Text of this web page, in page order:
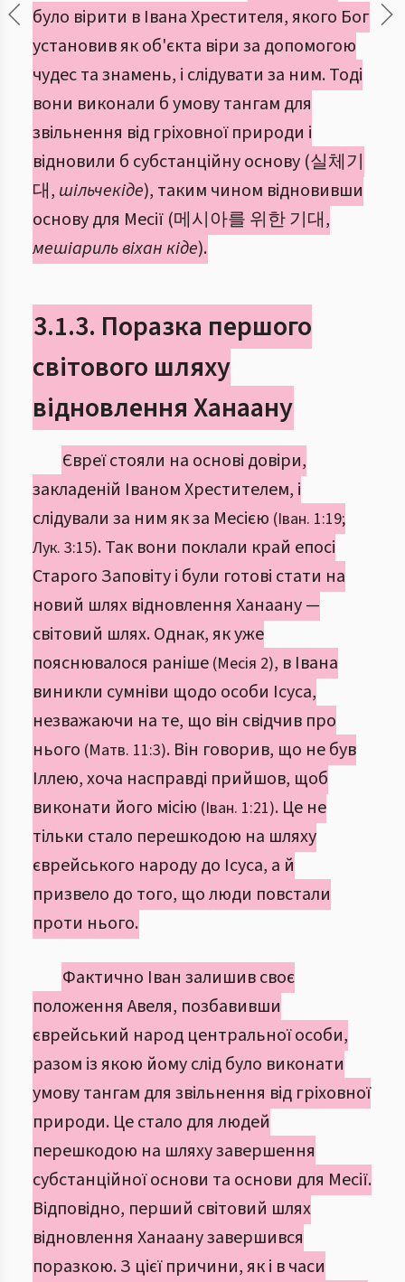
було вірити в Івана Хрестителя, якого Бог
установив як об'єкта віри за допомогою
чудес та знамень, і слідувати за ним. Тоді
вони виконали б умову тангам для
звільнення від гріховної природи і
відновили б субстанційну основу (실체기
대, шільчекіде), таким чином відновивши
основу для Месії (메시아를 위한 기대,
мешіариль віхан кіде).
3.1.3. Поразка першого
світового шляху
відновлення Ханаану
Євреї стояли на основі довіри,
закладеній Іваном Хрестителем, і
слідували за ним як за Месією (Іван. 1:19;
Лук. 3:15). Так вони поклали край епосі
Старого Заповіту і були готові стати на
новий шлях відновлення Ханаану —
світовий шлях. Однак, як уже
пояснювалося раніше (Месія 2), в Івана
виникли сумніви щодо особи Ісуса,
незважаючи на те, що він свідчив про
нього (Матв. 11:3). Він говорив, що не був
Іллею, хоча насправді прийшов, щоб
виконати його місію (Іван. 1:21). Це не
тільки стало перешкодою на шляху
єврейського народу до Ісуса, а й
призвело до того, що люди повстали
проти нього.
Фактично Іван залишив своє
положення Авеля, позбавивши
єврейський народ центральної особи,
разом із якою йому слід було виконати
умову тангам для звільнення від гріховної
природи. Це стало для людей
перешкодою на шляху завершення
субстанційної основи та основи для Месії.
Відповідно, перший світовий шлях
відновлення Ханаану завершився
поразкою. З цієї причини, як і в часи